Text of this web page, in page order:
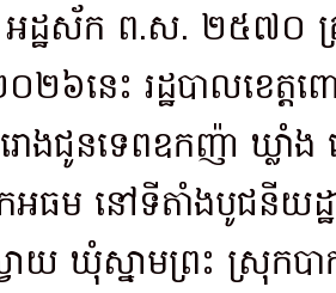
អដ្ឋស័ក ព.ស. ២៥៧០ ត្
២៦នេះ រដ្ឋបាលខេត្តព
ងជូនទេពឧកញ៉ា ឃ្លាំង
ធម នៅទីតាំងបូជនីយដ្ឋា
ាយ ឃុំស្នាមព្រះ ស្រុកប